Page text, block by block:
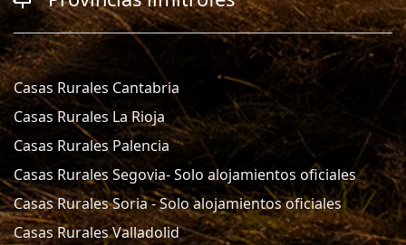
Casas Rurales Cantabria
Casas Rurales La Rioja
Casas Rurales Palencia
Casas Rurales Segovia- Solo alojamientos oficiales
Casas Rurales Soria - Solo alojamientos oficiales
Casas Rurales Valladolid